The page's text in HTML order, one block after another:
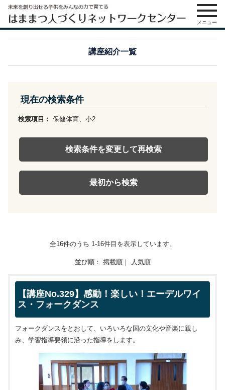
メニュー
講座紹介一覧
現在の検索条件
検索項目： 保健体育、小2
検索条件を変更して再検索
最初から検索
全16件のうち 1-16件目を表示しています。
並び順： 掲載順｜ 人気順
【講座No.329】感動！楽しい！エーデルワイ
ス・フォークダンス
フォークダンスをとおして、いろいろな国の文化や音楽に親し
み、学習指導要領に沿った指導をします。